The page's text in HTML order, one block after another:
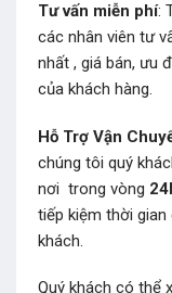
Tư vấn miễn phí:
các nhân viên tư
nhất , giá bán, ưu
của khách hàng.
Hỗ Trợ Vận
chúng tôi quý
nơi trong vòng
tiếp kiệm thời gian
khách.
Quý khách có thể